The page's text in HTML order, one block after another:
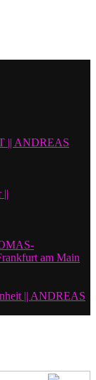
|| ANDREAS
||
am Main
|| ANDREAS